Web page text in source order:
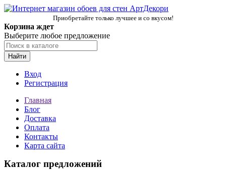
Приобретайте только лучшее и со вкусом!
Корзина ждет
Выберите любое предложение
Найти
Вход
Регистрация
Главная
Блог
Доставка
Оплата
Контакты
Карта сайта
Каталог предложений